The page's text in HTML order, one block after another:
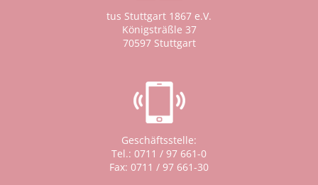
tus Stuttgart 1867 e.V.
Königsträßle 37
70597 Stuttgart
Geschäftsstelle:
Tel.: 0711 / 97 661-0
Fax: 0711 / 97 661-30